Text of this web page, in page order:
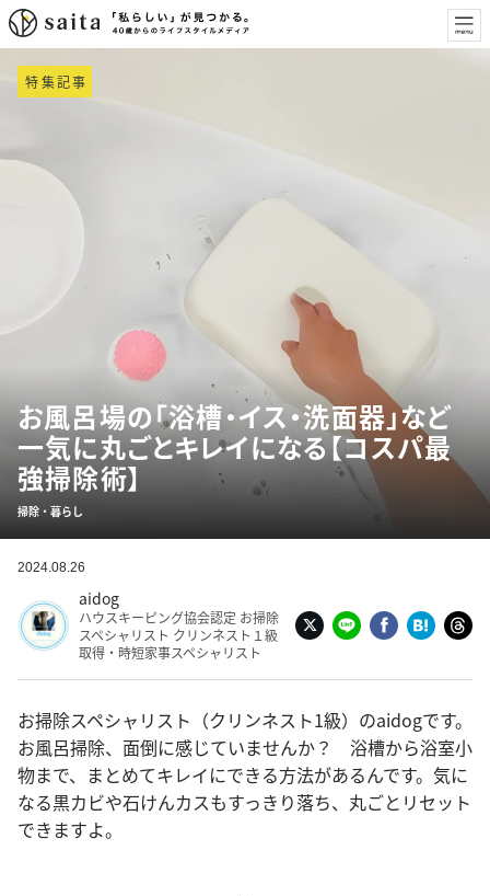
特集記事
お風呂場の「浴槽・イス・洗面器」など
一気に丸ごとキレイになる【コスパ最
強掃除術】
掃除・暮らし
2024.08.26
aidog
ハウスキーピング協会認定 お掃除
スペシャリスト クリンネスト１級
取得・時短家事スペシャリスト
お掃除スペシャリスト（クリンネスト1級）のaidogです。
お風呂掃除、面倒に感じていませんか？ 浴槽から浴室小
物まで、まとめてキレイにできる方法があるんです。気に
なる黒カビや石けんカスもすっきり落ち、丸ごとリセット
できますよ。